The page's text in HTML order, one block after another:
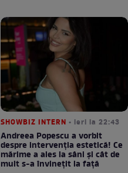
SHOWBIZ INTERN • ieri la 22:43
Andreea Popescu a vorbit
despre intervenția estetică! Ce
mărime a ales la sâni și cât de
mult s-a învinețit la față